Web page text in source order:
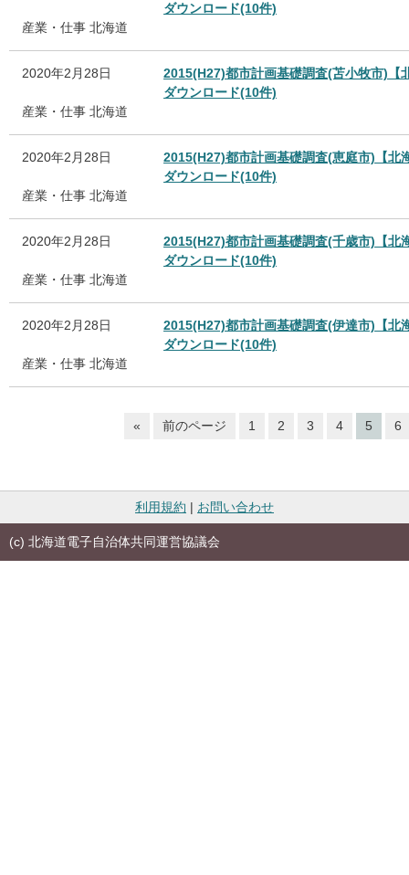
ダウンロード(10件)
産業・仕事 北海道
2020年2月28日
2015(H27)都市計画基礎調査(苫小牧市)【
ダウンロード(10件)
産業・仕事 北海道
2020年2月28日
2015(H27)都市計画基礎調査(恵庭市)【北
ダウンロード(10件)
産業・仕事 北海道
2020年2月28日
2015(H27)都市計画基礎調査(千歳市)【北
ダウンロード(10件)
産業・仕事 北海道
2020年2月28日
2015(H27)都市計画基礎調査(伊達市)【北
ダウンロード(10件)
産業・仕事 北海道
« 前のページ 1 2 3 4 5 6
利用規約 | お問い合わせ
(c) 北海道電子自治体共同運営協議会